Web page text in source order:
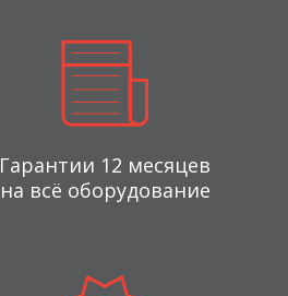
Гарантии 12 месяцев
на всё оборудование